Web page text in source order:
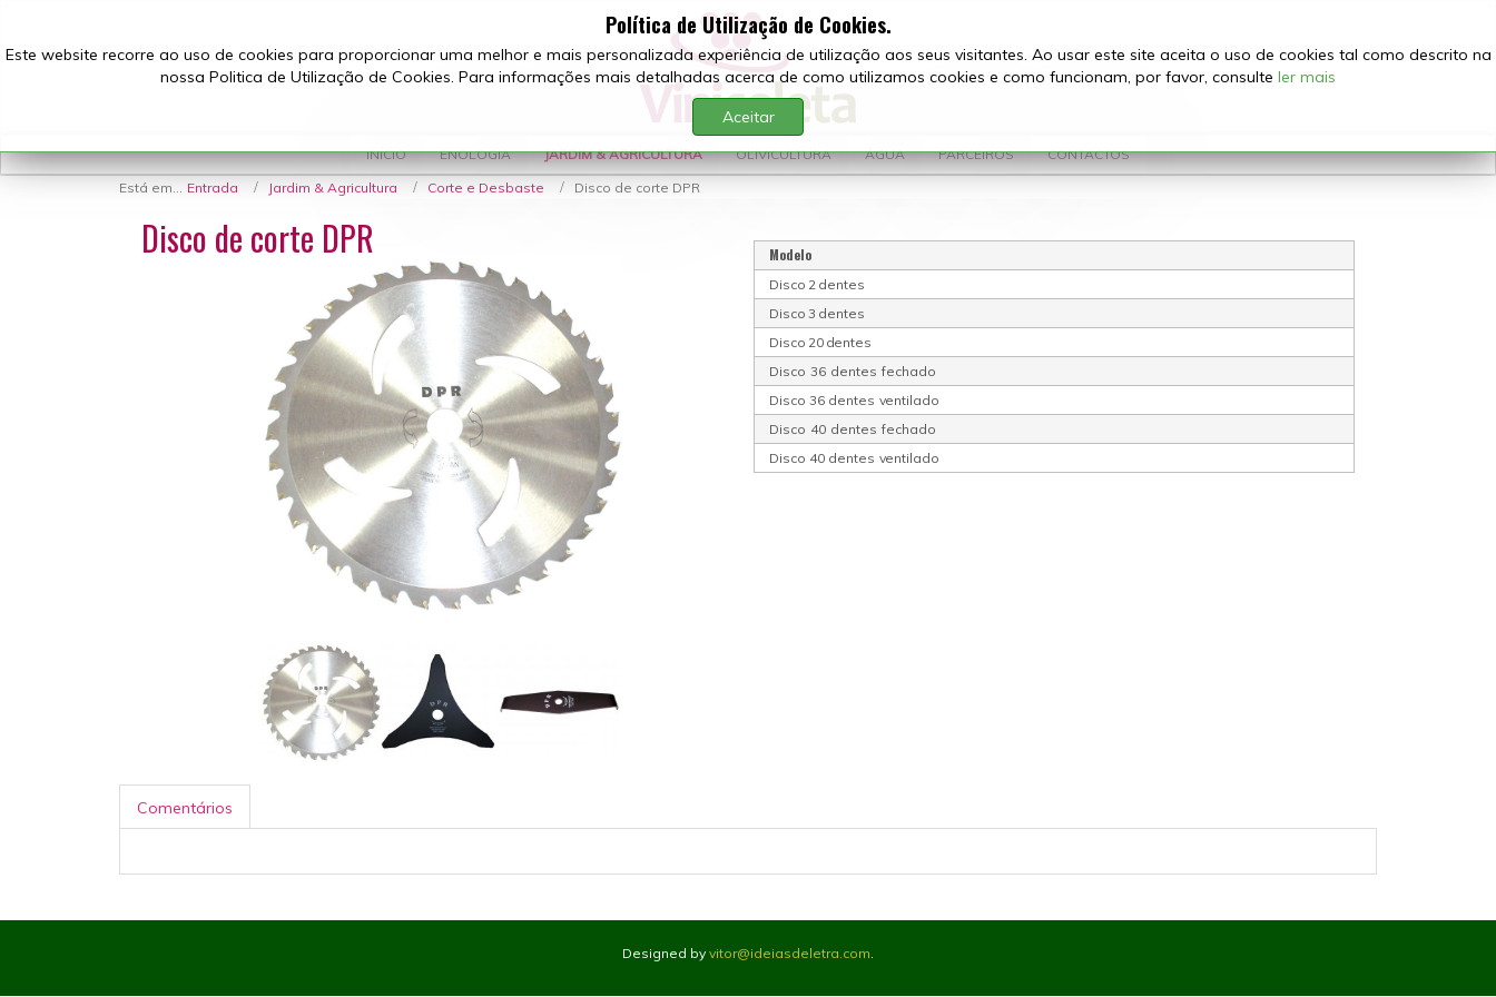
INÍCIO ENOLOGIA JARDIM & AGRICULTURA OLIVICULTURA ÁGUA PARCEIROS CONTACTOS
Política de Utilização de Cookies.
Este website recorre ao uso de cookies para proporcionar uma melhor e mais personalizada experiência de utilização aos seus visitantes. Ao usar este site aceita o uso de cookies tal como descrito na
nossa Politica de Utilização de Cookies. Para informações mais detalhadas acerca de como utilizamos cookies e como funcionam, por favor, consulte ler mais
Aceitar
Está em... Entrada Jardim & Agricultura Corte e Desbaste Disco de corte DPR
Disco de corte DPR Modelo
Disco 2 dentes
Disco 3 dentes
Disco 20 dentes
Disco 36 dentes fechado
Disco 36 dentes ventilado
Disco 40 dentes fechado
Disco 40 dentes ventilado
Comentários
Designed by vitor@ideiasdeletra.com.